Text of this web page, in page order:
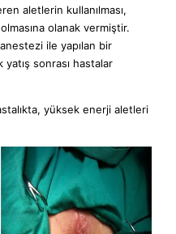
aletlerin kullanılması,
olanak vermiştir.
ile yapılan bir
sonrası hastalar
yüksek enerji aletleri